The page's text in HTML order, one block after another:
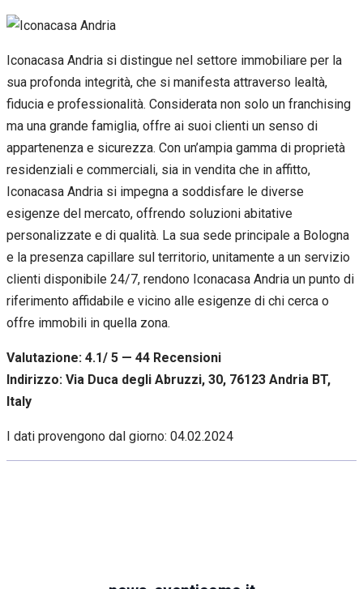
Iconacasa Andria si distingue nel settore immobiliare per la
sua profonda integrità, che si manifesta attraverso lealtà,
fiducia e professionalità. Considerata non solo un franchising
ma una grande famiglia, offre ai suoi clienti un senso di
appartenenza e sicurezza. Con un’ampia gamma di proprietà
residenziali e commerciali, sia in vendita che in affitto,
Iconacasa Andria si impegna a soddisfare le diverse
esigenze del mercato, offrendo soluzioni abitative
personalizzate e di qualità. La sua sede principale a Bologna
e la presenza capillare sul territorio, unitamente a un servizio
clienti disponibile 24/7, rendono Iconacasa Andria un punto di
riferimento affidabile e vicino alle esigenze di chi cerca o
offre immobili in quella zona.
Valutazione: 4.1/ 5 — 44 Recensioni
Indirizzo: Via Duca degli Abruzzi, 30, 76123 Andria BT,
Italy
I dati provengono dal giorno: 04.02.2024